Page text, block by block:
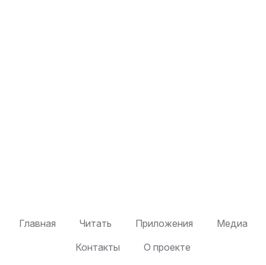
Главная Читать Приложения
Медиа
Контакты
О проекте